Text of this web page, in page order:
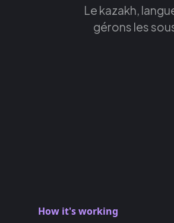
Le kazakh,
gérons les
How it's working